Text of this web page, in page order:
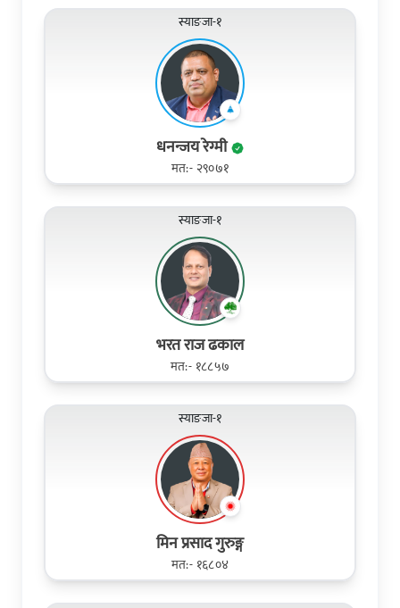
स्याङजा-१
धनन्जय रेग्मी
मत:- २९०७१
स्याङजा-१
भरत राज ढकाल
मत:- १८८५७
स्याङजा-१
मिन प्रसाद गुरुङ्ग
मत:- १६८०४